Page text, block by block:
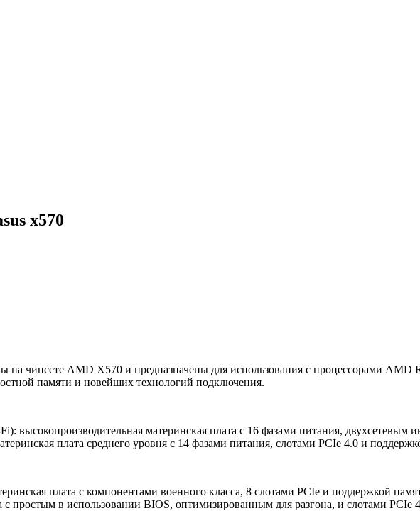
x570
на чипсете AMD X570 и предназначены для использования с процессорами
памяти и новейших технологий подключения.
высокопроизводительная материнская плата с 16 фазами питания, двухсетевым
плата среднего уровня с 14 фазами питания, слотами PCIe 4.0 и
плата с компонентами военного класса, 8 слотами PCIe и поддержкой
с простым в использовании BIOS, оптимизированным для разгона, и слотами PCIe